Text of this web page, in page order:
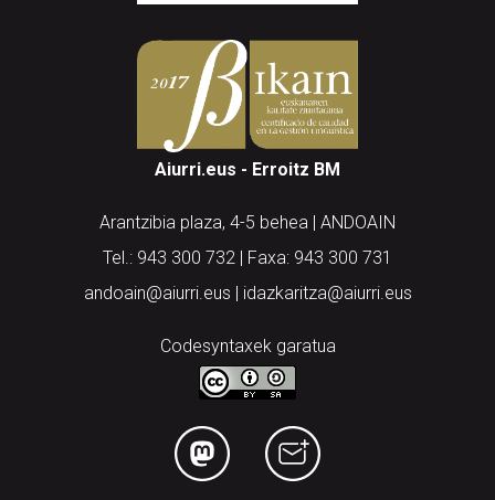
Aiurri.eus - Erroitz BM
Arantzibia plaza, 4-5 behea | ANDOAIN
Tel.: 943 300 732 | Faxa: 943 300 731
andoain@aiurri.eus | idazkaritza@aiurri.eus
Codesyntaxek garatua